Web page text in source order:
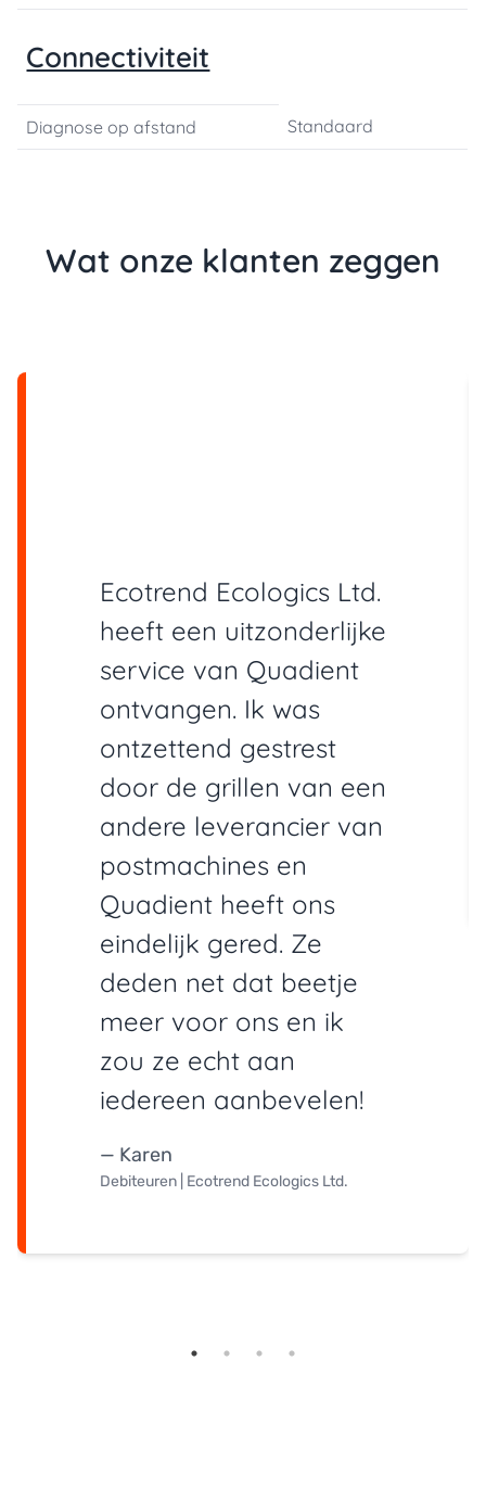
Connectiviteit
Diagnose op afstand Standaard
Wat onze klanten zeggen
Ecotrend Ecologics Ltd.
heeft een uitzonderlijke
service van Quadient
ontvangen. Ik was
ontzettend gestrest
door de grillen van een
andere leverancier van
postmachines en
Quadient heeft ons
eindelijk gered. Ze
deden net dat beetje
meer voor ons en ik
zou ze echt aan
iedereen aanbevelen!
— Karen
Debiteuren | Ecotrend Ecologics Ltd.